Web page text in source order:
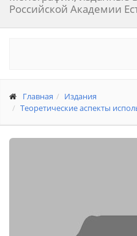
Российской Академии
Главная
Издания
Теоретические аспекты